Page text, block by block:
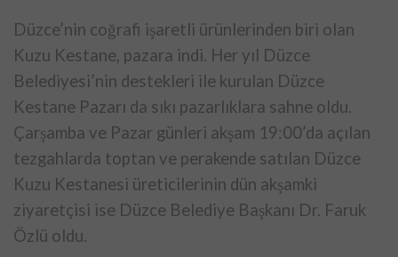
Düzce’nin coğrafi işaretli ürünlerinden biri olan
Kuzu Kestane, pazara indi. Her yıl Düzce
Belediyesi’nin destekleri ile kurulan Düzce
Kestane Pazarı da sıkı pazarlıklara sahne oldu.
Çarşamba ve Pazar günleri akşam 19:00’da açılan
tezgahlarda toptan ve perakende satılan Düzce
Kuzu Kestanesi üreticilerinin dün akşamki
ziyaretçisi ise Düzce Belediye Başkanı Dr. Faruk
Özlü oldu.